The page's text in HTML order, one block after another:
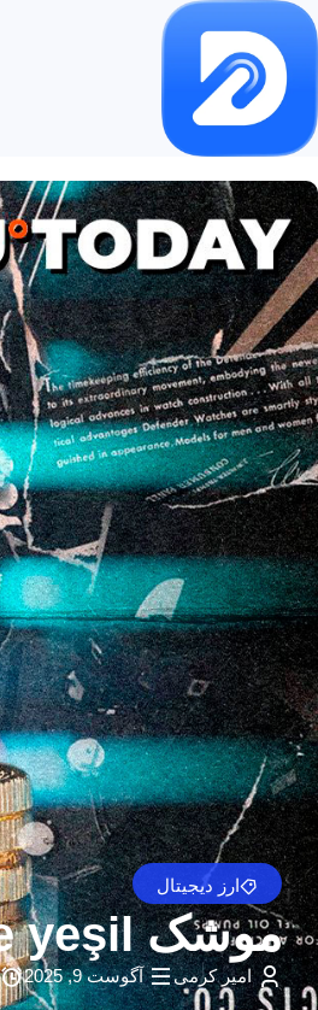
ارز دیجیتال
موشک Cryptos Cryptos ، shib ، doge yeşil
امیر کرمی آگوست 9, 2025